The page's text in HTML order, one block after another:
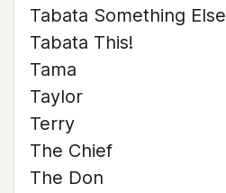
Tabata Something Else
Tabata This!
Tama
Taylor
Terry
The Chief
The Don